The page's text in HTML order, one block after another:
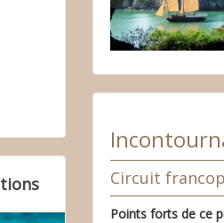
Circuit
Points forts de ce